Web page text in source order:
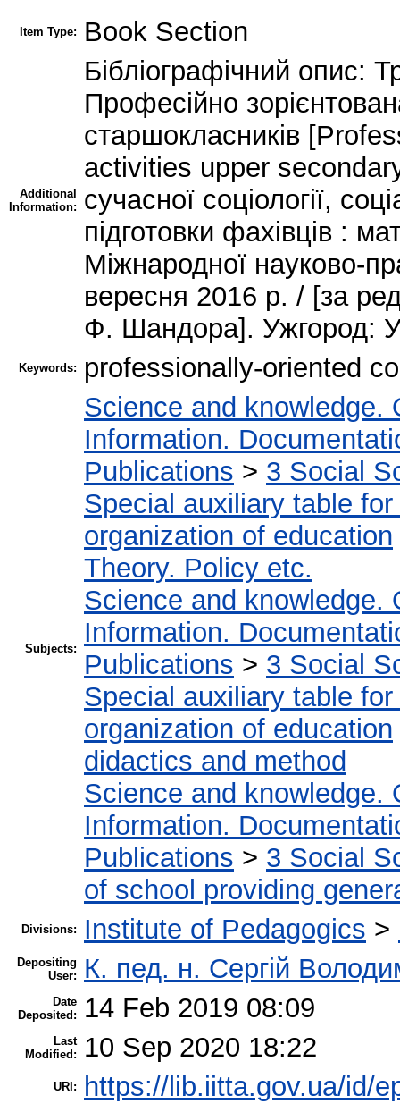
Item Type: Book Section
Additional
Information:
Бібліографічний
Професійно
старшокласників
activities upper
сучасної соціології,
підготовки фахівців :
Міжнародної науково-
вересня 2016 р. / [за
Ф. Шандора]. Ужгород:
Keywords: professionally-oriented
Subjects:
Science and knowledge.
Information.
Publications > 3 Social
Special auxiliary table
organization of education
Theory. Policy etc.
Science and knowledge.
Information.
Publications > 3 Social
Special auxiliary table
organization of education
didactics and method
Science and knowledge.
Information.
Publications > 3 Social
of school providing
Divisions: Institute of Pedagogics >
Depositing
User:
К. пед. н. Сергій
Date
Deposited:
14 Feb 2019 08:09
Last
Modified:
10 Sep 2020 18:22
URI: https://lib.iitta.gov.ua/id/